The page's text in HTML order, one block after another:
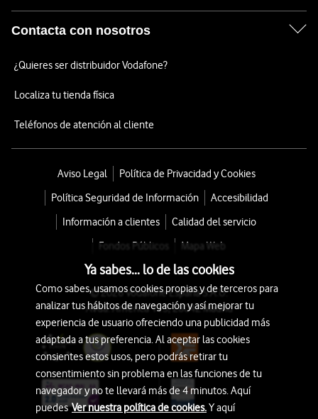
Contacta con nosotros
¿Quieres ser distribuidor Vodafone?
Localiza tu tienda física
Teléfonos de atención al cliente
Aviso Legal
Política de Privacidad y Cookies
Política Seguridad de Información
Accesibilidad
Información a clientes
Calidad del servicio
Fondos Públicos
Mapa Web
© 2026 Vodafone España S.A.U.
Avda. América 115, 28042 Madrid
Ya sabes... lo de las cookies
Como sabes, usamos cookies propias y de terceros para
analizar tus hábitos de navegación y así mejorar tu
experiencia de usuario ofreciendo una publicidad más
adaptada a tus preferencia. Al aceptar las cookies
consientes estos usos, pero podrás retirar tu
consentimiento sin problema en las funciones de tu
navegador y no te llevará más de 4 minutos. Aquí
puedesVer nuestra política de cookies.Y aquí